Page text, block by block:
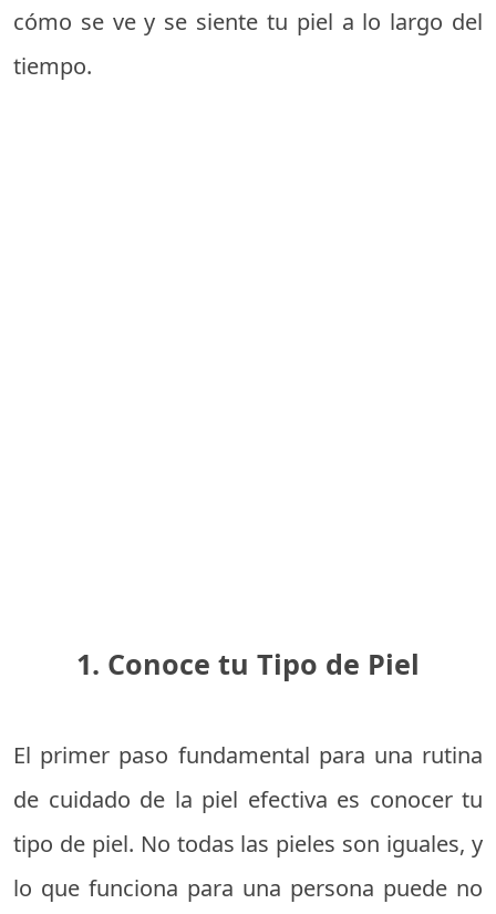
cómo se ve y se siente tu piel a lo largo del
tiempo.
1. Conoce tu Tipo de Piel
El primer paso fundamental para una rutina
de cuidado de la piel efectiva es conocer tu
tipo de piel. No todas las pieles son iguales, y
lo que funciona para una persona puede no